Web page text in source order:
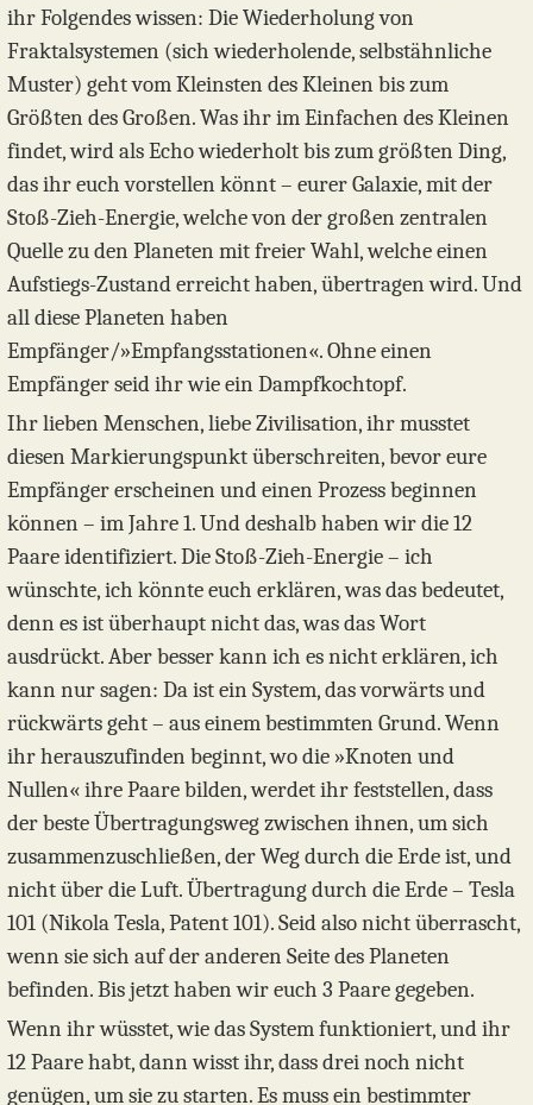
ihr Folgendes wissen: Die Wiederholung von
Fraktalsystemen (sich wiederholende, selbstähnliche
Muster) geht vom Kleinsten des Kleinen bis zum
Größten des Großen. Was ihr im Einfachen des Kleinen
findet, wird als Echo wiederholt bis zum größten Ding,
das ihr euch vorstellen könnt – eurer Galaxie, mit der
Stoß-Zieh-Energie, welche von der großen zentralen
Quelle zu den Planeten mit freier Wahl, welche einen
Aufstiegs-Zustand erreicht haben, übertragen wird. Und
all diese Planeten haben
Empfänger/»Empfangsstationen«. Ohne einen
Empfänger seid ihr wie ein Dampfkochtopf.
Ihr lieben Menschen, liebe Zivilisation, ihr musstet
diesen Markierungspunkt überschreiten, bevor eure
Empfänger erscheinen und einen Prozess beginnen
können – im Jahre 1. Und deshalb haben wir die 12
Paare identifiziert. Die Stoß-Zieh-Energie – ich
wünschte, ich könnte euch erklären, was das bedeutet,
denn es ist überhaupt nicht das, was das Wort
ausdrückt. Aber besser kann ich es nicht erklären, ich
kann nur sagen: Da ist ein System, das vorwärts und
rückwärts geht – aus einem bestimmten Grund. Wenn
ihr herauszufinden beginnt, wo die »Knoten und
Nullen« ihre Paare bilden, werdet ihr feststellen, dass
der beste Übertragungsweg zwischen ihnen, um sich
zusammenzuschließen, der Weg durch die Erde ist, und
nicht über die Luft. Übertragung durch die Erde – Tesla
101 (Nikola Tesla, Patent 101). Seid also nicht überrascht,
wenn sie sich auf der anderen Seite des Planeten
befinden. Bis jetzt haben wir euch 3 Paare gegeben.
Wenn ihr wüsstet, wie das System funktioniert, und ihr
12 Paare habt, dann wisst ihr, dass drei noch nicht
genügen, um sie zu starten. Es muss ein bestimmter